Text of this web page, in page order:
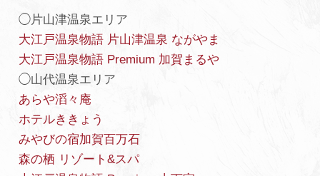
◯片山津温泉エリア
大江戸温泉物語 片山津温泉 ながやま
大江戸温泉物語 Premium 加賀まるや
◯山代温泉エリア
あらや滔々庵
ホテルききょう
みやびの宿加賀百万石
森の栖 リゾート&スパ